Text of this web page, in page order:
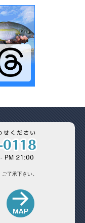
ご了承下さい。